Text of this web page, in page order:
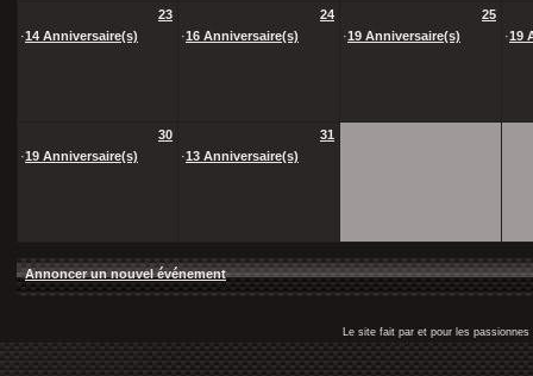
23
·14 Anniversaire(s)
24
·16 Anniversaire(s)
25
·19 Anniversaire(s) ·19
30
·19 Anniversaire(s)
31
·13 Anniversaire(s)
Annoncer un nouvel événement
Le site fait par et pour les